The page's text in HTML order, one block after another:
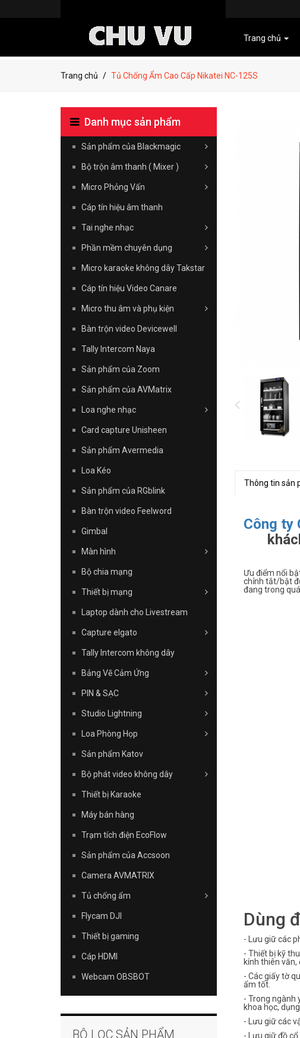
Trang chủ
Trang chủ Tủ Chống Ẩm Cao Cấp Nikatei NC-125S
Thông tin sản
Công ty
Ưu điểm nổi
chỉnh tắt/bật
đang trong
Dùng
- Lưu giữ các
- Thiết bị kỹ
kính thiên
- Các giấy tờ
ẩm tốt.
- Trong ngành
khoa học,
- Lưu giữ các
- Lưu giữ đồ
Danh mục sản phẩm
Sản phẩm của Blackmagic
Bộ trộn âm thanh ( Mixer )
Micro Phỏng Vấn
Cáp tín hiệu âm thanh
Tai nghe nhạc
Phần mềm chuyên dụng
Micro karaoke không dây Takstar
Cáp tín hiệu Video Canare
Micro thu âm và phụ kiện
Bàn trộn video Devicewell
Tally Intercom Naya
Sản phẩm của Zoom
Sản phẩm của AVMatrix
Loa nghe nhạc
Card capture Unisheen
Sản phẩm Avermedia
Loa Kéo
Sản phẩm của RGblink
Bàn trộn video Feelword
Gimbal
Màn hình
Bộ chia mạng
Thiết bị mạng
Laptop dành cho Livestream
Capture elgato
Tally Intercom không dây
Bảng Vẽ Cảm Ứng
PIN & SẠC
Studio Lightning
Loa Phòng Họp
Sản phẩm Katov
Bộ phát video không dây
Thiết bị Karaoke
Máy bán hàng
Trạm tích điện EcoFlow
Sản phẩm của Accsoon
Camera AVMATRIX
Tủ chống ẩm
Flycam DJI
Thiết bị gaming
Cáp HDMI
Webcam OBSBOT
BỘ LỌC SẢN PHẨM